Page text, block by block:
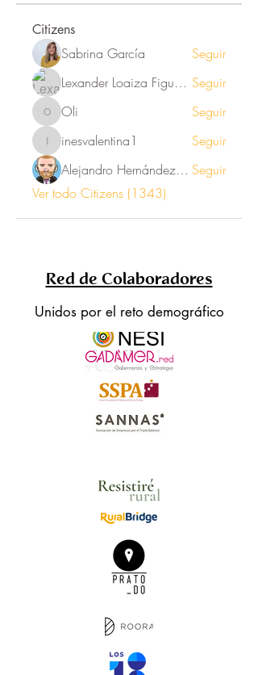
Citizens
Sabrina García
Seguir
Lexander Loaiza Figueroa Seguir
Oli Oli Seguir
inesvalentina1
inesvalentina1
Seguir
Alejandro Hernández Renner Seguir
Ver todo Citizens (1343)
Red de Colaboradores
Unidos por el reto demográfico